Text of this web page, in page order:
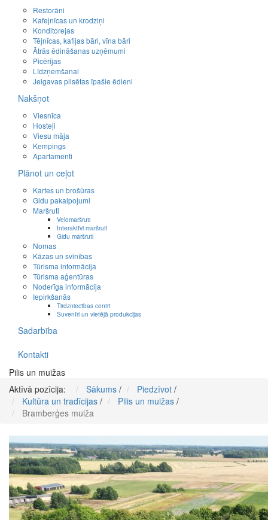
Restorāni
Kafejnīcas un krodziņi
Konditorejas
Tējnīcas, kafijas bāri, vīna bāri
Ātrās ēdināšanas uzņēmumi
Picērijas
Līdzņemšanai
Jelgavas pilsētas īpašie ēdieni
Nakšņot
Viesnīca
Hosteļi
Viesu māja
Kempings
Apartamenti
Plānot un ceļot
Kartes un brošūras
Gidu pakalpojumi
Maršruti
Velomaršruti
Interaktīvi maršruti
Gidu maršruti
Nomas
Kāzas un svinības
Tūrisma informācija
Tūrisma aģentūras
Noderīga informācija
Iepirkšanās
Tirdzniecības centri
Suvenīri un vietējā produkcijas
Sadarbība
Kontakti
Pilis un muižas
Aktīvā pozīcija:
Sākums / Piedzīvot /
Kultūra un tradīcijas / Pilis un muižas /
Bramberģes muiža